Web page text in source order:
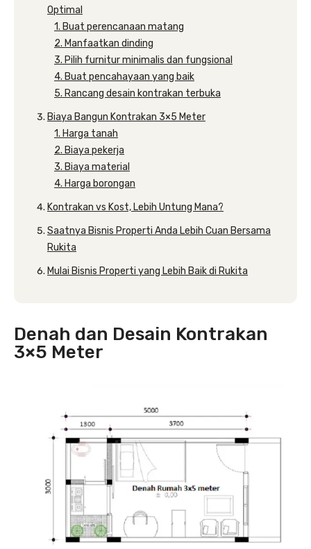
Optimal
1. Buat perencanaan matang
2. Manfaatkan dinding
3. Pilih furnitur minimalis dan fungsional
4. Buat pencahayaan yang baik
5. Rancang desain kontrakan terbuka
Biaya Bangun Kontrakan 3×5 Meter
1. Harga tanah
2. Biaya pekerja
3. Biaya material
4. Harga borongan
Kontrakan vs Kost, Lebih Untung Mana?
Saatnya Bisnis Properti Anda Lebih Cuan Bersama
Rukita
Mulai Bisnis Properti yang Lebih Baik di Rukita
Denah dan Desain Kontrakan
3×5 Meter